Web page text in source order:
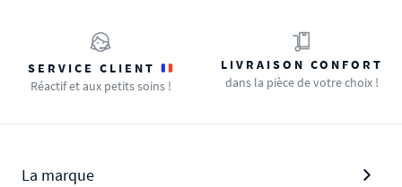
SERVICE CLIENT
Réactif et aux petits soins !
LIVRAISON CONFORT
dans la pièce de votre choix !
La marque